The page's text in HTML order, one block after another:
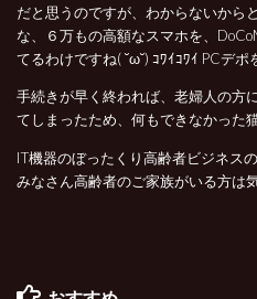
だと思うのですが、わからないから
な、６万もの高額なスマホを、
てるわけですね( ˘ω˘) ｺﾜｲｺﾜｲ PCデポ
手続きが早く終われば、老婦人の方
てしまったため、何もできなかった
IT機器のぼったくり高齢者ビジネス
みなさん高齢者のご家族がいる方は